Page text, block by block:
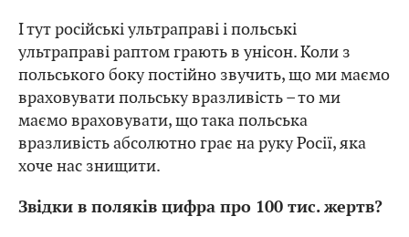
І тут російські ультраправі і польські
ультраправі раптом грають в унісон. Коли з
польського боку постійно звучить, що ми маємо
враховувати польську вразливість – то ми
маємо враховувати, що така польська
вразливість абсолютно грає на руку Росії, яка
хоче нас знищити.
Звідки в поляків цифра про 100 тис. жертв?